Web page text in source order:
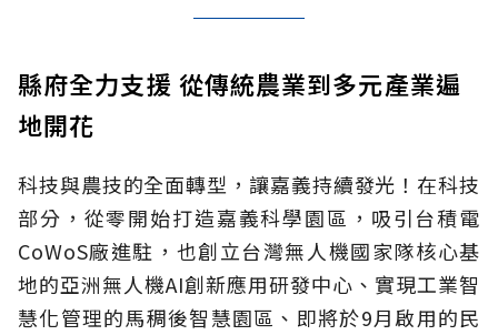
縣府全力支援 從傳統農業到多元產業遍
地開花
科技與農技的全面轉型，讓嘉義持續發光！在科技
部分，從零開始打造嘉義科學園區，吸引台積電
CoWoS廠進駐，也創立台灣無人機國家隊核心基
地的亞洲無人機AI創新應用研發中心、實現工業智
慧化管理的馬稠後智慧園區、即將於9月啟用的民